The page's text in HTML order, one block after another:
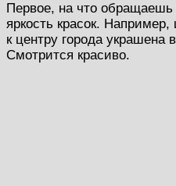
Первое, на что
яркость красок.
к центру города украшена
Смотрится красиво.